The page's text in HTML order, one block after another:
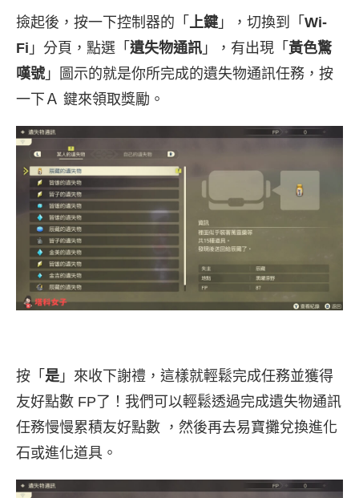
撿起後，按一下控制器的「 上鍵」，切換到「 Wi-
Fi 」分頁，點選「 遺失物通訊 」，有出現「 黃色驚
嘆號」圖示的就是你所完成的遺失物通訊任務，按
一下Ａ 鍵來領取獎勵。
按「 是 」來收下謝禮，這樣就輕鬆完成任務並獲得
友好點數 FP了！我們可以輕鬆透過完成遺失物通訊
任務慢慢累積友好點數 ，然後再去易寶攤兌換進化
石或進化道具。